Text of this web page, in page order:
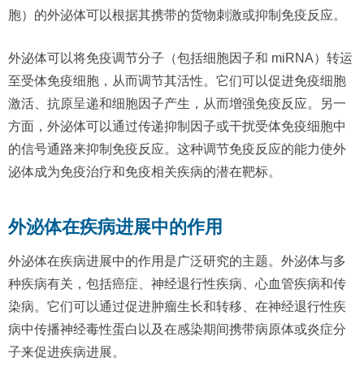
胞）的外泌体可以根据其携带的货物刺激或抑制免疫反应。
外泌体可以将免疫调节分子（包括细胞因子和 miRNA）转运
至受体免疫细胞，从而调节其活性。它们可以促进免疫细胞
激活、抗原呈递和细胞因子产生，从而增强免疫反应。另一
方面，外泌体可以通过传递抑制因子或干扰受体免疫细胞中
的信号通路来抑制免疫反应。这种调节免疫反应的能力使外
泌体成为免疫治疗和免疫相关疾病的潜在靶标。
外泌体在疾病进展中的作用
外泌体在疾病进展中的作用是广泛研究的主题。外泌体与多
种疾病有关，包括癌症、神经退行性疾病、心血管疾病和传
染病。它们可以通过促进肿瘤生长和转移、在神经退行性疾
病中传播神经毒性蛋白以及在感染期间携带病原体或炎症分
子来促进疾病进展。